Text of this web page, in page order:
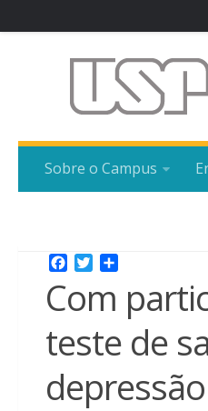
Sobre o Campus
Facebook
Twitter
Com
teste de